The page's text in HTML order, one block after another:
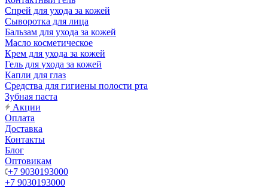
Спрей для ухода за кожей
Сыворотка для лица
Бальзам для ухода за кожей
Масло косметическое
Крем для ухода за кожей
Гель для ухода за кожей
Капли для глаз
Средства для гигиены полости рта
Зубная паста
Акции
Оплата
Доставка
Контакты
Блог
Оптовикам
+7 9030193000
+7 9030193000